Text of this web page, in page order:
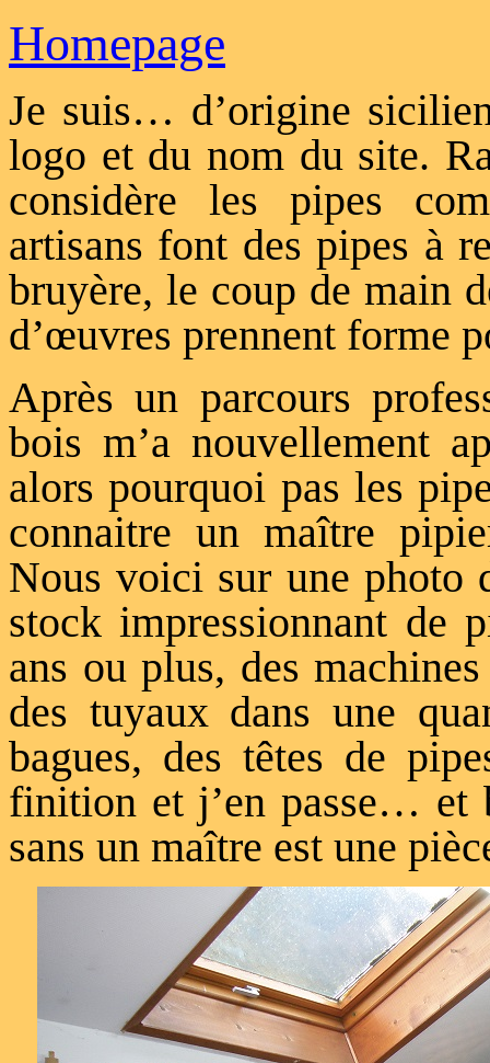
Homepage
Je suis… d’origine
logo et du nom du site.
considère les pipes
artisans font des pipes à
bruyère, le coup de main
d’œuvres prennent forme
Après un parcours
bois m’a nouvellement
alors pourquoi pas les
connaitre un maître
Nous voici sur une photo
stock impressionnant de
ans ou plus, des
des tuyaux dans une
bagues, des têtes de
finition et j’en passe… et
sans un maître est une